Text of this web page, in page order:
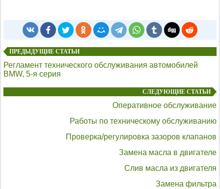
ПРЕДЫДУЩИЕ СТАТЬИ
Регламент технического обслуживания автомобилей
BMW, 5-я серия
СЛЕДУЮЩИЕ СТАТЬИ
Оперативное обслуживание
Работы по техническому обслуживанию
Проверка/регулировка зазоров клапанов
Замена масла в двигателе
Слив масла из двигателя
Замена фильтра